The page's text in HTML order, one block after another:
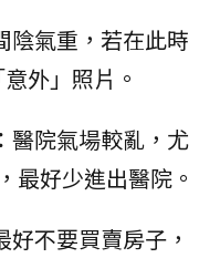
陰氣重，若在此時
外」照片。
醫院氣場較亂，尤
最好少進出醫院。
好不要買賣房子，